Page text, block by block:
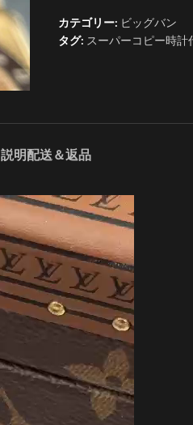
カテゴリー: ビッグバン
タグ: スーパーコピー時
説明配送＆返品